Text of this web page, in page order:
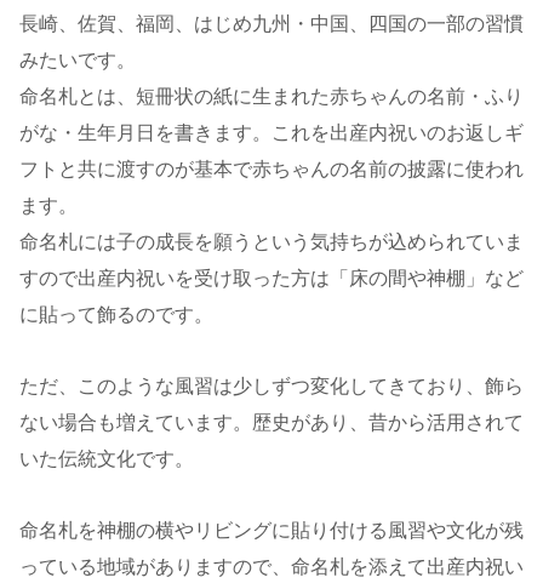
長崎、佐賀、福岡、はじめ九州・中国、四国の一部の習慣
みたいです。
命名札とは、短冊状の紙に生まれた赤ちゃんの名前・ふり
がな・生年月日を書きます。これを出産内祝いのお返しギ
フトと共に渡すのが基本で赤ちゃんの名前の披露に使われ
ます。
命名札には子の成長を願うという気持ちが込められていま
すので出産内祝いを受け取った方は「床の間や神棚」など
に貼って飾るのです。
ただ、このような風習は少しずつ変化してきており、飾ら
ない場合も増えています。歴史があり、昔から活用されて
いた伝統文化です。
命名札を神棚の横やリビングに貼り付ける風習や文化が残
っている地域がありますので、命名札を添えて出産内祝い